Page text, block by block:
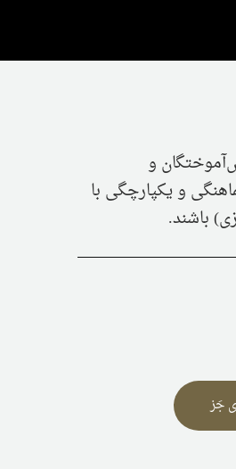
و
و یکپارچگی با
باشند.
جَز